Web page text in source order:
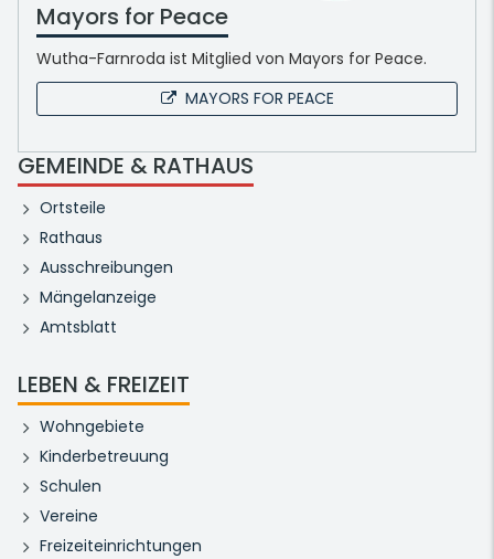
Mayors for Peace
Wutha-Farnroda ist Mitglied von Mayors for Peace.
MAYORS FOR PEACE
GEMEINDE & RATHAUS
Ortsteile
Rathaus
Ausschreibungen
Mängelanzeige
Amtsblatt
LEBEN & FREIZEIT
Wohngebiete
Kinderbetreuung
Schulen
Vereine
Freizeiteinrichtungen